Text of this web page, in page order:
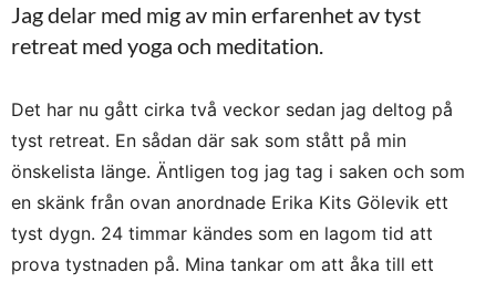
Jag delar med mig av min erfarenhet av tyst
retreat med yoga och meditation.
Det har nu gått cirka två veckor sedan jag deltog på
tyst retreat. En sådan där sak som stått på min
önskelista länge. Äntligen tog jag tag i saken och som
en skänk från ovan anordnade Erika Kits Gölevik ett
tyst dygn. 24 timmar kändes som en lagom tid att
prova tystnaden på. Mina tankar om att åka till ett